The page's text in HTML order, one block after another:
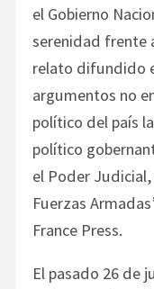
el Gobierno
serenidad frente
relato difundido
argumentos no
político del país
político
el Poder
Fuerzas
France Press.
El pasado 26 de